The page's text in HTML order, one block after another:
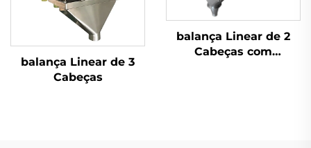
balança Linear de 3
Cabeças
balança Linear de 2
Cabeças com